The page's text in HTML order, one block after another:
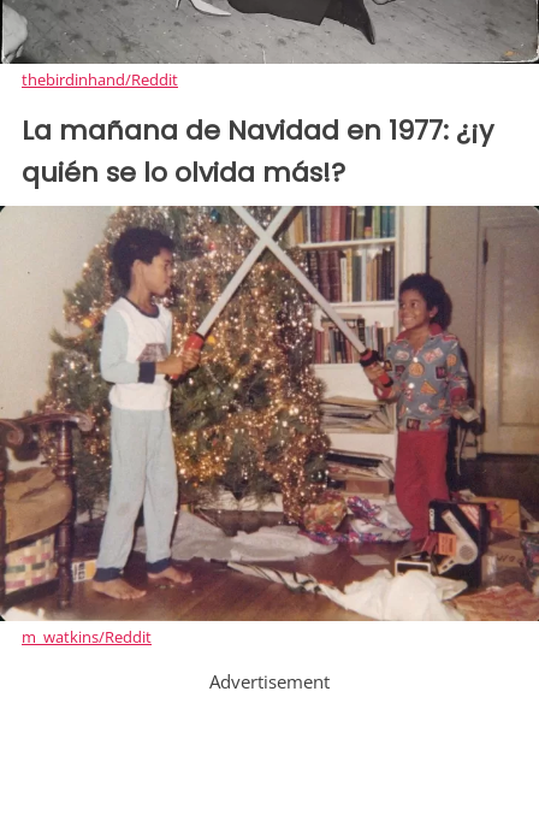
thebirdinhand/Reddit
La mañana de Navidad en 1977: ¿¡y
quién se lo olvida más!?
m_watkins/Reddit
Advertisement